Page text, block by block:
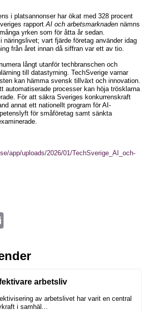
i platsannonser har ökat med 328 procent
rapport AI och arbetsmarknaden nämns
yrken som för åtta år sedan.
vart fjärde företag använder idag
från året innan då siffran var ett av tio.
långt utanför techbranschen och
till datastyrning. TechSverige varnar
kan hämma svensk tillväxt och innovation.
automatiserade processer kan höja trösklarna
För att säkra Sveriges konkurrenskraft
annat ett nationellt program för AI-
för småföretag samt sänkta
app/uploads/2026/01/TechSverige_AI_och-
arbetsliv
av arbetslivet har varit en central
i samhäl...